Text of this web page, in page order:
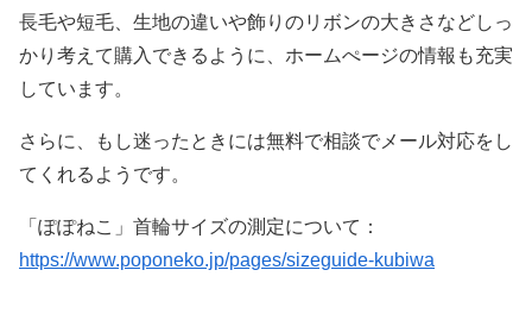
長毛や短毛、生地の違いや飾りのリボンの大きさなどしっ
かり考えて購入できるように、ホームぺージの情報も充実
しています。
さらに、もし迷ったときには無料で相談でメール対応をし
てくれるようです。
「ぽぽねこ」首輪サイズの測定について：
https://www.poponeko.jp/pages/sizeguide-kubiwa